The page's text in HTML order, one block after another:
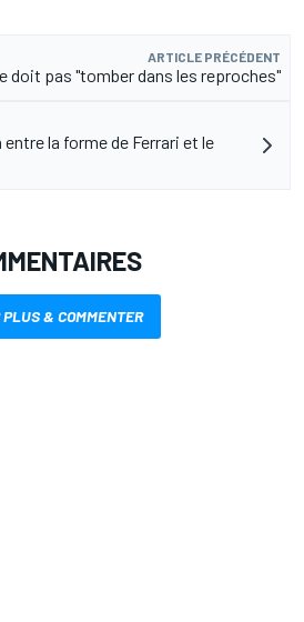
ARTICLE PRÉCÉDENT
doit pas "tomber dans les reproches"
la forme de Ferrari et le
PLUS & COMMENTER